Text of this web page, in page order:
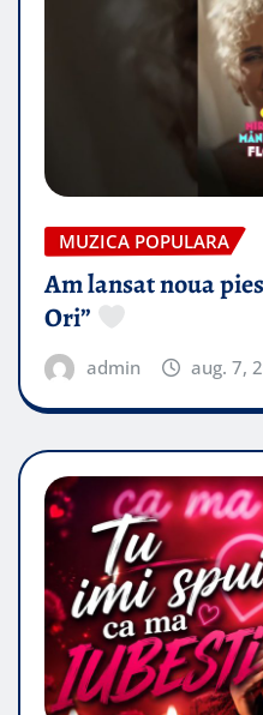
MUZICA POPULARA
Am lansat noua
Ori”
admin aug. 7,